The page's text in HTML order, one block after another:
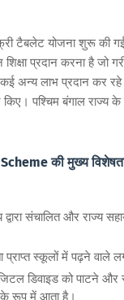
फ्री टैबलेट योजना शुरू
प्रदान करना है जो
कई अन्य लाभ प्रदान कर
पश्चिम बंगाल राज्य
की मुख्य
संचालित और राज्य
प्राप्त स्कूलों में पढ़ने
डिवाइड को पाटने
रूप में आता है।